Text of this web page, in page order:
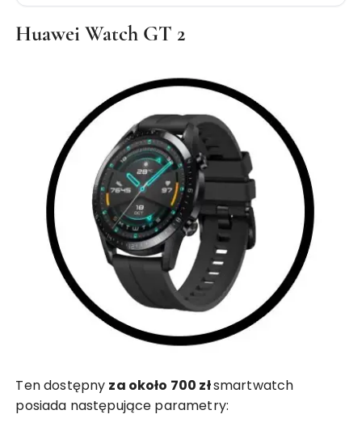
Huawei Watch GT 2
Ten dostępny za około 700 złsmartwatch
posiada następujące parametry: